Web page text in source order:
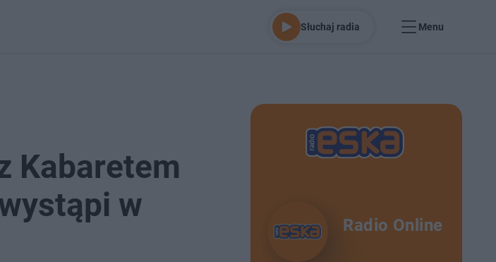
Słuchaj radia Menu
Kabaretem
w
Radio Online